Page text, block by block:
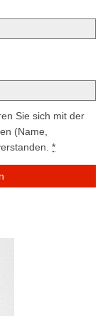
Sie sich mit der
(Name,
*